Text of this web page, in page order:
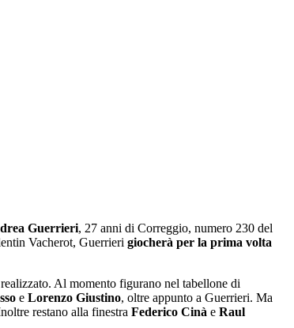
Guerrieri, 27 anni di Correggio, numero 230 del
Vacherot, Guerrieri giocherà per la prima volta
Al momento figurano nel tabellone di
e Lorenzo Giustino, oltre appunto a Guerrieri. Ma
restano alla finestra Federico Cinà e Raul